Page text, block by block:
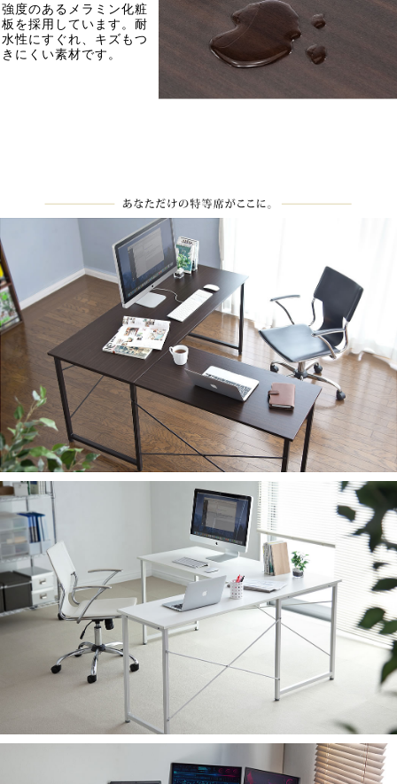
強度のあるメラミン化粧
板を採用しています。耐
水性にすぐれ、キズもつ
きにくい素材です。